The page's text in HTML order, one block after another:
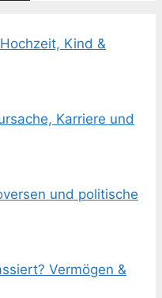
Kind &
Karriere und
und politische
Vermögen &